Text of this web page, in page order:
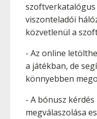
szoftverkatalógus
viszonteladói
közvetlenül a
- Az online
a játékban, de
könnyebben
- A bónusz
megválaszolása